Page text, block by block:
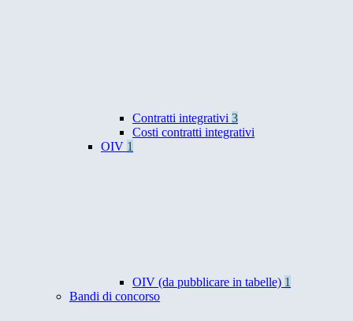
Contratti integrativi 3
Costi contratti integrativi
OIV 1
OIV (da pubblicare in tabelle) 1
Bandi di concorso